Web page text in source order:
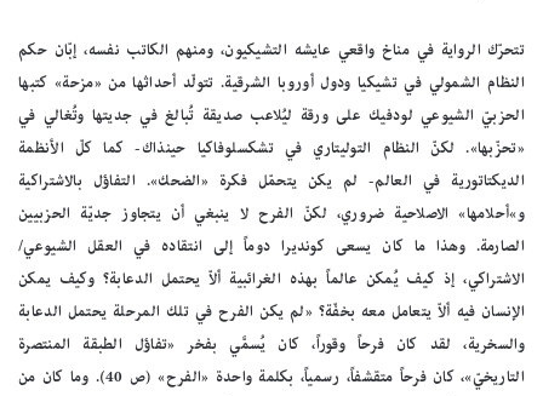
تتحرّك الرواية في مناخ واقعي عايشه التشيكيون، ومنهم الكاتب نفسه، إبّان حكم
النظام الشمولي في تشيكيا ودول أوروبا الشرقية. تتولّد أحداثها من «مزحة» كتبها
الحزبيّ الشيوعي لودفيك على ورقة ليُلاعب صديقة تُبالغ في جديتها وتُغالي في
«تحزّبها». لكنّ النظام التوليتاري في تشكسلوفاكيا حينذاك- كما كلّ الأنظمة
الديكتاتورية في العالم- لم يكن يتحمّل فكرة «الضحك». التفاؤل بالاشتراكية
و»أحلامها» الاصلاحية ضروري، لكنّ الفرح لا ينبغي أن يتجاوز جديّة الحزبيين
الصارمة. وهذا ما كان يسعى كونديرا دوماً إلى انتقاده في العقل الشيوعي/
الاشتراكي، إذ كيف يُمكن عالماً بهذه الغرائبية ألاّ يحتمل الدعابة؟ وكيف يمكن
الإنسان فيه ألاّ يتعامل معه بخفّة؟ «لم يكن الفرح في تلك المرحلة يحتمل الدعابة
والسخرية، لقد كان فرحاً وقوراً، كان يُسمَّي بفخر «تفاؤل الطبقة المنتصرة
التاريخيّ»، كان فرحاً متقشفاً، رسمياً، بكلمة واحدة «الفرح» (ص 40). وما كان من